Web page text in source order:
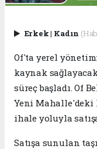
Erkek| Kadın
Of'ta yerel
kaynak
süreç başladı. Of
Yeni
ihale yoluyla
Satışa sunulan